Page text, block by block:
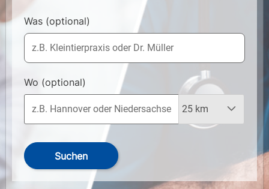
Was (optional)
Wo (optional)
Suchen